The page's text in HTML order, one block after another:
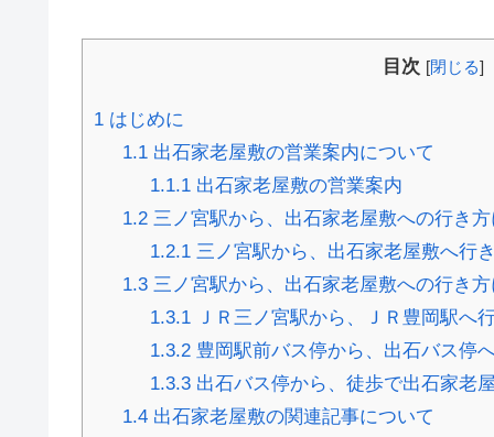
目次 [閉じる]
1 はじめに
1.1出石家老屋敷の営業案内について
1.1.1 出石家老屋敷の営業案内
1.2三ノ宮駅から、出石家老屋敷への行き
1.2.1 三ノ宮駅から、出石家老屋敷へ行
1.3三ノ宮駅から、出石家老屋敷への行き
1.3.1 ＪＲ三ノ宮駅から、ＪＲ豊岡駅へ
1.3.2 豊岡駅前バス停から、出石バス停
1.3.3 出石バス停から、徒歩で出石家老
1.4出石家老屋敷の関連記事について